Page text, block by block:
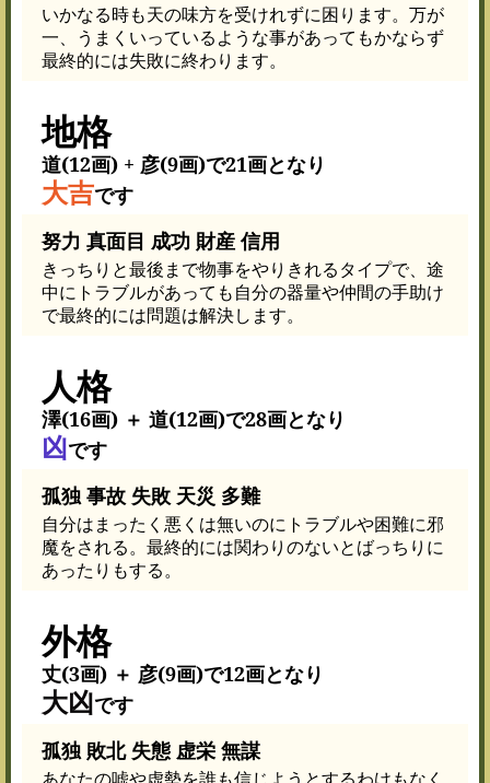
いかなる時も天の味方を受けれずに困ります。万が
一、うまくいっているような事があってもかならず
最終的には失敗に終わります。
地格
道(12画) + 彦(9画)で21画となり
大吉です
努力 真面目 成功 財産 信用
きっちりと最後まで物事をやりきれるタイプで、途
中にトラブルがあっても自分の器量や仲間の手助け
で最終的には問題は解決します。
人格
澤(16画) ＋ 道(12画)で28画となり
凶です
孤独 事故 失敗 天災 多難
自分はまったく悪くは無いのにトラブルや困難に邪
魔をされる。最終的には関わりのないとばっちりに
あったりもする。
外格
丈(3画) ＋ 彦(9画)で12画となり
大凶です
孤独 敗北 失態 虚栄 無謀